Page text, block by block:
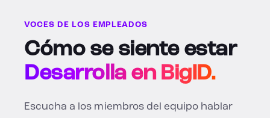
VOCES DE LOS EMPLEADOS
Cómo se siente estar
Desarrolla en BigID.
Escucha a los miembros del equipo hablar